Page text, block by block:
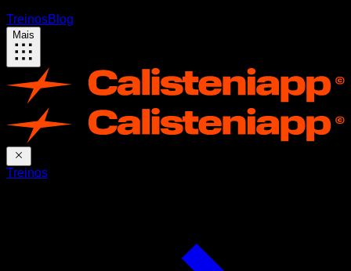
TreinosBlog
Mais
Treinos